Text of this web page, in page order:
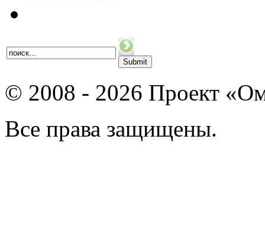
© 2008 - 2026 Проект
Все права защищены.